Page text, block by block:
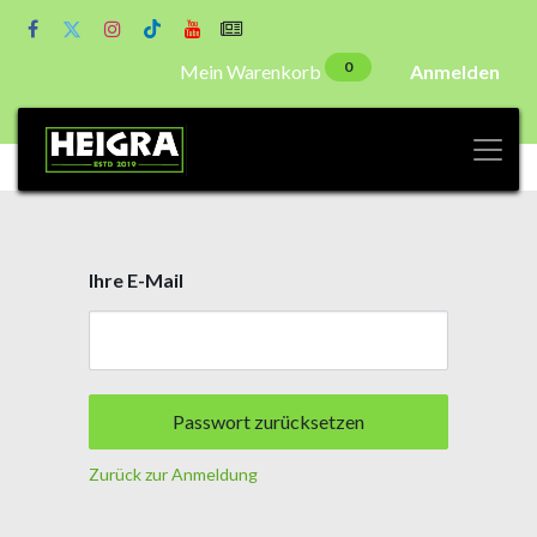
Mein Warenkorb 0 Anmelden
Ihre E-Mail
Passwort zurücksetzen
Zurück zur Anmeldung